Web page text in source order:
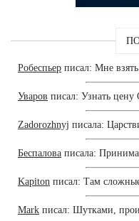
Робеспьер писал: Мне
Уваров писал: Узнать цену
Zadorozhnyj писала:
Беспалова писала:
Kapiton писал: Там
Mark писал: Шутками,